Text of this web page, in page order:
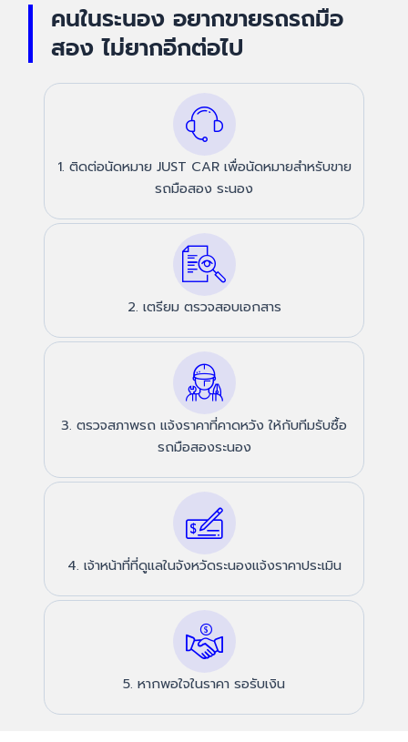
คนในระนอง อยากขายรถรถมือ
สอง ไม่ยากอีกต่อไป
1. ติดต่อนัดหมาย JUST CAR เพื่อนัดหมายสำหรับขาย
รถมือสอง ระนอง
2. เตรียม ตรวจสอบเอกสาร
3. ตรวจสภาพรถ แจ้งราคาที่คาดหวัง ให้กับทีมรับซื้อ
รถมือสองระนอง
4. เจ้าหน้าที่ที่ดูแลในจังหวัดระนองแจ้งราคาประเมิน
5. หากพอใจในราคา รอรับเงิน